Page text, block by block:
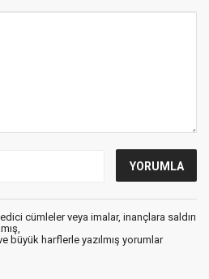
cümleler veya imalar, inançlara saldırı
büyük harflerle yazılmış yorumlar